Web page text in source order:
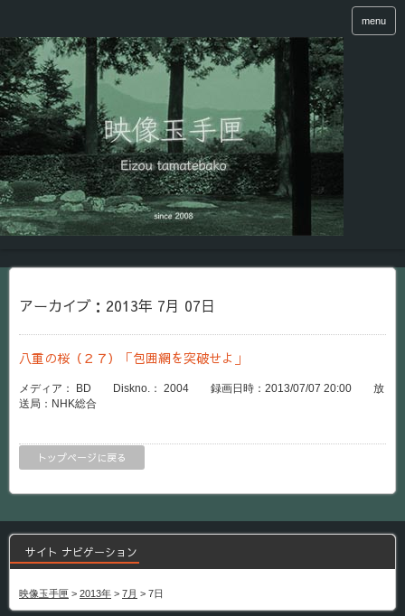
menu
アーカイブ：2013年 7月 07日
八重の桜（２７）「包囲網を突破せよ」
メディア： BD Diskno.： 2004 録画日時：2013/07/07 20:00 放
送局：NHK総合
トップページに戻る
サイト ナビゲーション
映像玉手匣 > 2013年 > 7月 > 7日